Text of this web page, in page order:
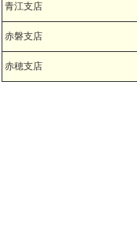
青江支店
赤磐支店
赤穂支店